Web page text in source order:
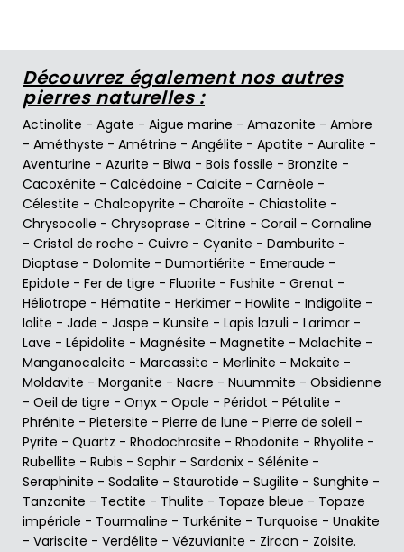
Découvrez également nos autres
pierres naturelles :
Actinolite - Agate - Aigue marine - Amazonite - Ambre
- Améthyste - Amétrine - Angélite - Apatite - Auralite -
Aventurine - Azurite - Biwa - Bois fossile - Bronzite -
Cacoxénite - Calcédoine - Calcite - Carnéole -
Célestite - Chalcopyrite - Charoïte - Chiastolite -
Chrysocolle - Chrysoprase - Citrine - Corail - Cornaline
- Cristal de roche - Cuivre - Cyanite - Damburite -
Dioptase - Dolomite - Dumortiérite - Emeraude -
Epidote - Fer de tigre - Fluorite - Fushite - Grenat -
Héliotrope - Hématite - Herkimer - Howlite - Indigolite -
Iolite - Jade - Jaspe - Kunsite - Lapis lazuli - Larimar -
Lave - Lépidolite - Magnésite - Magnetite - Malachite -
Manganocalcite - Marcassite - Merlinite - Mokaïte -
Moldavite - Morganite - Nacre - Nuummite - Obsidienne
- Oeil de tigre - Onyx - Opale - Péridot - Pétalite -
Phrénite - Pietersite - Pierre de lune - Pierre de soleil -
Pyrite - Quartz - Rhodochrosite - Rhodonite - Rhyolite -
Rubellite - Rubis - Saphir - Sardonix - Sélénite -
Seraphinite - Sodalite - Staurotide - Sugilite - Sunghite -
Tanzanite - Tectite - Thulite - Topaze bleue - Topaze
impériale - Tourmaline - Turkénite - Turquoise - Unakite
- Variscite - Verdélite - Vézuvianite - Zircon - Zoisite.